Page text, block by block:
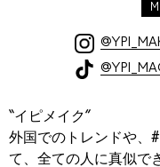
“イピメイク”
外国でのトレンドや、
て、全ての人に真似で